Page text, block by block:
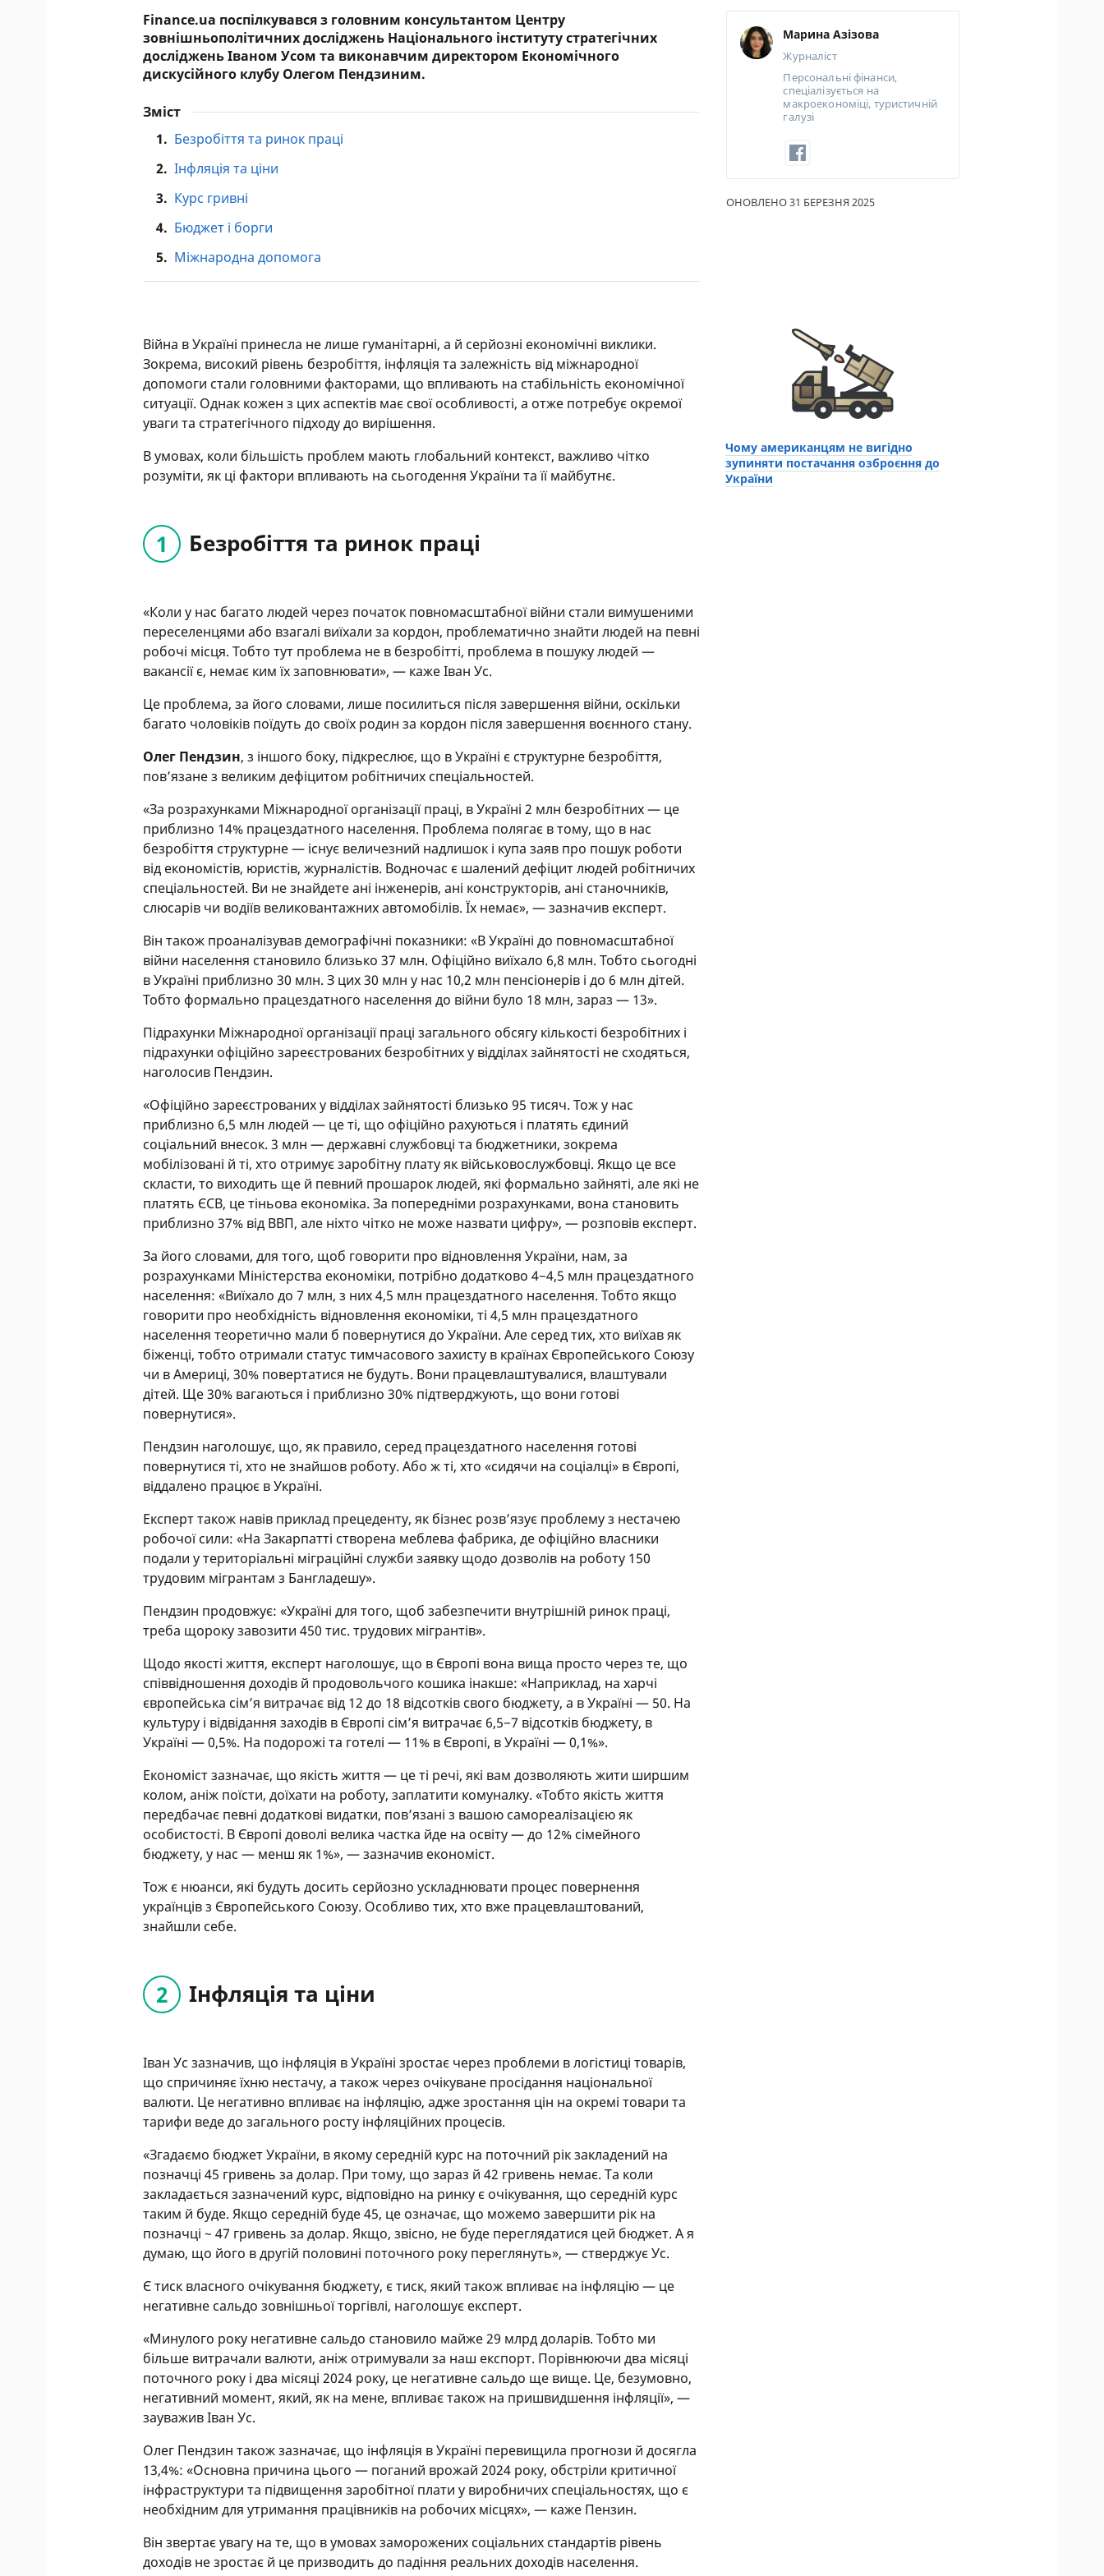
РЕЙТИНГ ДЕБЕТОВИХ
КАРТОК
ПУТІВНИКИ ПО
СТРАХУВАННЮ
ВСІ СТРАХОВІ ПОЛІСИ
СТРАХОВІ КОМПАНІЇ
Finance.ua поспілкувався з головним консультантом Центру
зовнішньополітичних досліджень Національного інституту стратегічних
досліджень Іваном Усом та виконавчим директором Економічного
дискусійного клубу Олегом Пендзиним.
Зміст
1. Безробіття та ринок праці
2. Інфляція та ціни
3. Курс гривні
4. Бюджет і борги
5. Міжнародна допомога
Марина Азізова
Журналіст
Персональні фінанси,
спеціалізується на
макроекономіці, туристичній
галузі
ОНОВЛЕНО 31 БЕРЕЗНЯ 2025
Війна в Україні принесла не лише гуманітарні, а й серйозні економічні виклики.
Зокрема, високий рівень безробіття, інфляція та залежність від міжнародної
допомоги стали головними факторами, що впливають на стабільність економічної
ситуації. Однак кожен з цих аспектів має свої особливості, а отже потребує окремої
уваги та стратегічного підходу до вирішення.
В умовах, коли більшість проблем мають глобальний контекст, важливо чітко
розуміти, як ці фактори впливають на сьогодення України та її майбутнє.
Чому американцям не вигідно
зупиняти постачання озброєння до
України
Безробіття та ринок праці
«Коли у нас багато людей через початок повномасштабної війни стали вимушеними
переселенцями або взагалі виїхали за кордон, проблематично знайти людей на певні
робочі місця. Тобто тут проблема не в безробітті, проблема в пошуку людей —
вакансії є, немає ким їх заповнювати», — каже Іван Ус.
Це проблема, за його словами, лише посилиться після завершення війни, оскільки
багато чоловіків поїдуть до своїх родин за кордон після завершення воєнного стану.
Олег Пендзин, з іншого боку, підкреслює, що в Україні є структурне безробіття,
пов’язане з великим дефіцитом робітничих спеціальностей.
«За розрахунками Міжнародної організації праці, в Україні 2 млн безробітних — це
приблизно 14% працездатного населення. Проблема полягає в тому, що в нас
безробіття структурне — існує величезний надлишок і купа заяв про пошук роботи
від економістів, юристів, журналістів. Водночас є шалений дефіцит людей робітничих
спеціальностей. Ви не знайдете ані інженерів, ані конструкторів, ані станочників,
слюсарів чи водіїв великовантажних автомобілів. Їх немає», — зазначив експерт.
Він також проаналізував демографічні показники: «В Україні до повномасштабної
війни населення становило близько 37 млн. Офіційно виїхало 6,8 млн. Тобто сьогодні
в Україні приблизно 30 млн. З цих 30 млн у нас 10,2 млн пенсіонерів і до 6 млн дітей.
Тобто формально працездатного населення до війни було 18 млн, зараз — 13».
Підрахунки Міжнародної організації праці загального обсягу кількості безробітних і
підрахунки офіційно зареєстрованих безробітних у відділах зайнятості не сходяться,
наголосив Пендзин.
«Офіційно зареєстрованих у відділах зайнятості близько 95 тисяч. Тож у нас
приблизно 6,5 млн людей — це ті, що офіційно рахуються і платять єдиний
соціальний внесок. 3 млн — державні службовці та бюджетники, зокрема
мобілізовані й ті, хто отримує заробітну плату як військовослужбовці. Якщо це все
скласти, то виходить ще й певний прошарок людей, які формально зайняті, але які не
платять ЄСВ, це тіньова економіка. За попередніми розрахунками, вона становить
приблизно 37% від ВВП, але ніхто чітко не може назвати цифру», — розповів експерт.
За його словами, для того, щоб говорити про відновлення України, нам, за
розрахунками Міністерства економіки, потрібно додатково 4−4,5 млн працездатного
населення: «Виїхало до 7 млн, з них 4,5 млн працездатного населення. Тобто якщо
говорити про необхідність відновлення економіки, ті 4,5 млн працездатного
населення теоретично мали б повернутися до України. Але серед тих, хто виїхав як
біженці, тобто отримали статус тимчасового захисту в країнах Європейського Союзу
чи в Америці, 30% повертатися не будуть. Вони працевлаштувалися, влаштували
дітей. Ще 30% вагаються і приблизно 30% підтверджують, що вони готові
повернутися».
Пендзин наголошує, що, як правило, серед працездатного населення готові
повернутися ті, хто не знайшов роботу. Або ж ті, хто «сидячи на соціалці» в Європі,
віддалено працює в Україні.
Експерт також навів приклад прецеденту, як бізнес розв’язує проблему з нестачею
робочої сили: «На Закарпатті створена меблева фабрика, де офіційно власники
подали у територіальні міграційні служби заявку щодо дозволів на роботу 150
трудовим мігрантам з Бангладешу».
Пендзин продовжує: «Україні для того, щоб забезпечити внутрішній ринок праці,
треба щороку завозити 450 тис. трудових мігрантів».
Щодо якості життя, експерт наголошує, що в Європі вона вища просто через те, що
співвідношення доходів й продовольчого кошика інакше: «Наприклад, на харчі
європейська сім’я витрачає від 12 до 18 відсотків свого бюджету, а в Україні — 50. На
культуру і відвідання заходів в Європі сім’я витрачає 6,5−7 відсотків бюджету, в
Україні — 0,5%. На подорожі та готелі — 11% в Європі, в Україні — 0,1%».
Економіст зазначає, що якість життя — це ті речі, які вам дозволяють жити ширшим
колом, аніж поїсти, доїхати на роботу, заплатити комуналку. «Тобто якість життя
передбачає певні додаткові видатки, пов’язані з вашою самореалізацією як
особистості. В Європі доволі велика частка йде на освіту — до 12% сімейного
бюджету, у нас — менш як 1%», — зазначив економіст.
Тож є нюанси, які будуть досить серйозно ускладнювати процес повернення
українців з Європейського Союзу. Особливо тих, хто вже працевлаштований,
знайшли себе.
Інфляція та ціни
Іван Ус зазначив, що інфляція в Україні зростає через проблеми в логістиці товарів,
що спричиняє їхню нестачу, а також через очікуване просідання національної
валюти. Це негативно впливає на інфляцію, адже зростання цін на окремі товари та
тарифи веде до загального росту інфляційних процесів.
«Згадаємо бюджет України, в якому середній курс на поточний рік закладений на
позначці 45 гривень за долар. При тому, що зараз й 42 гривень немає. Та коли
закладається зазначений курс, відповідно на ринку є очікування, що середній курс
таким й буде. Якщо середній буде 45, це означає, що можемо завершити рік на
позначці ~ 47 гривень за долар. Якщо, звісно, не буде переглядатися цей бюджет. А я
думаю, що його в другій половині поточного року переглянуть», — стверджує Ус.
Є тиск власного очікування бюджету, є тиск, який також впливає на інфляцію — це
негативне сальдо зовнішньої торгівлі, наголошує експерт.
«Минулого року негативне сальдо становило майже 29 млрд доларів. Тобто ми
більше витрачали валюти, аніж отримували за наш експорт. Порівнюючи два місяці
поточного року і два місяці 2024 року, це негативне сальдо ще вище. Це, безумовно,
негативний момент, який, як на мене, впливає також на пришвидшення інфляції», —
зауважив Іван Ус.
Олег Пендзин також зазначає, що інфляція в Україні перевищила прогнози й досягла
13,4%: «Основна причина цього — поганий врожай 2024 року, обстріли критичної
інфраструктури та підвищення заробітної плати у виробничих спеціальностях, що є
необхідним для утримання працівників на робочих місцях», — каже Пензин.
Він звертає увагу на те, що в умовах заморожених соціальних стандартів рівень
доходів не зростає й це призводить до падіння реальних доходів населення.